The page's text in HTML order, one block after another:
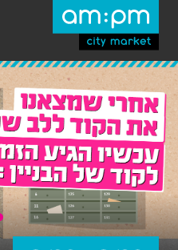
לתוכן
הראשי